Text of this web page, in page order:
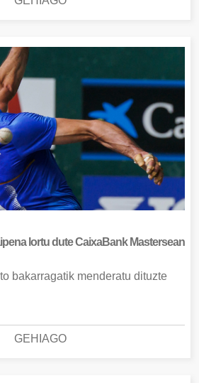
lortu dute CaixaBank Mastersean
bakarragatik menderatu dituzte
GEHIAGO